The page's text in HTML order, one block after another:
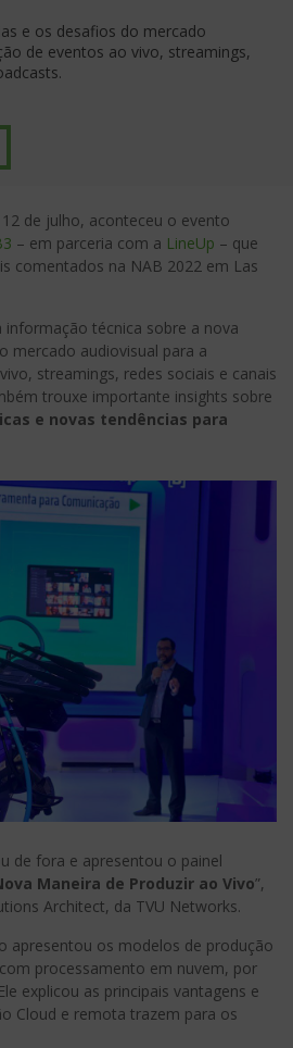
e os desafios do mercado
de eventos ao vivo, streamings,
de julho, aconteceu o evento
– em parceria com a LineUp – que
comentados na NAB 2022 em Las
técnica sobre a nova
mercado audiovisual para a
streamings, redes sociais e canais
trouxe importante insights sobre
e novas tendências para
de fora e apresentou o painel
Maneira de Produzir ao Vivo”,
Architect, da TVU Networks.
apresentou os modelos de produção
processamento em nuvem, por
explicou as principais vantagens e
Cloud e remota trazem para os